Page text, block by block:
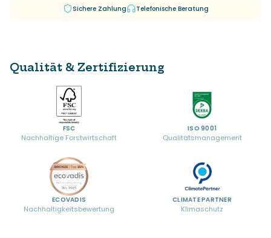
Sichere Zahlung Telefonische Beratung
Qualität & Zertifizierung
FSC
Nachhaltige Forstwirtschaft
ISO 9001
Qualitätsmanagement
ECOVADIS
Nachhaltigkeitsbewertung
CLIMATE PARTNER
Klimaschutz